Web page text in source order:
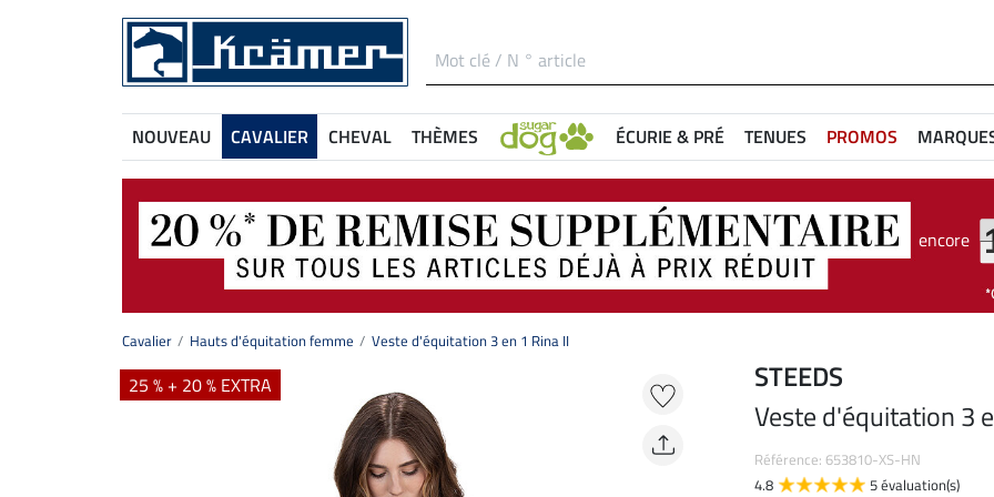
NOUVEAU CAVALIER CHEVAL THÈMES ÉCURIE & PRÉ TENUES PROMOS
encore
Cavalier Hauts d'équitation femme Veste d'équitation 3 en 1 Rina II
25 % + 20 % EXTRA
STEEDS
Veste d'équitation 3
Référence: 653810-XS-HN
4.8
5 évaluation(s)